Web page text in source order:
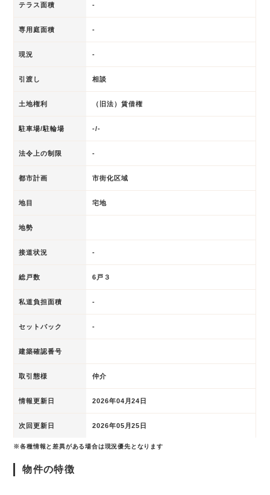
テラス面積 -
専用庭面積 -
現況 -
引渡し 相談
土地権利 （旧法）賃借権
駐車場/駐輪場 -/-
法令上の制限 -
都市計画 市街化区域
地目 宅地
地勢
接道状況 -
総戸数 6戸３
私道負担面積 -
セットバック -
建築確認番号
取引態様 仲介
情報更新日 2026年04月24日
次回更新日 2026年05月25日
※各種情報と差異がある場合は現況優先となります
物件の特徴